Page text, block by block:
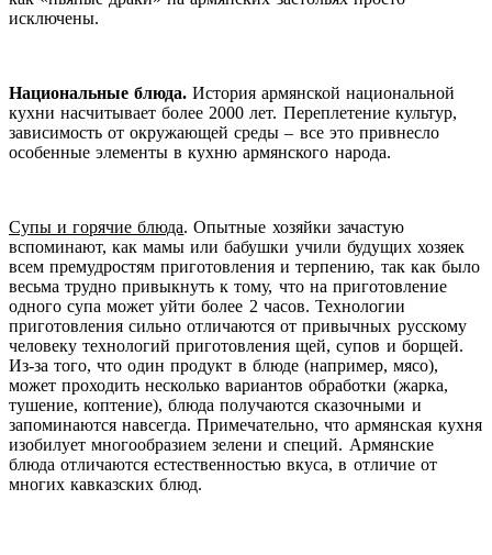
исключены.
Национальные блюда. История армянской национальной
кухни насчитывает более 2000 лет. Переплетение культур,
зависимость от окружающей среды – все это привнесло
особенные элементы в кухню армянского народа.
Супы и горячие блюда. Опытные хозяйки зачастую
вспоминают, как мамы или бабушки учили будущих хозяек
всем премудростям приготовления и терпению, так как было
весьма трудно привыкнуть к тому, что на приготовление
одного супа может уйти более 2 часов. Технологии
приготовления сильно отличаются от привычных русскому
человеку технологий приготовления щей, супов и борщей.
Из-за того, что один продукт в блюде (например, мясо),
может проходить несколько вариантов обработки (жарка,
тушение, коптение), блюда получаются сказочными и
запоминаются навсегда. Примечательно, что армянская кухня
изобилует многообразием зелени и специй. Армянские
блюда отличаются естественностью вкуса, в отличие от
многих кавказских блюд.